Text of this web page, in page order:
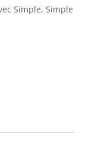
Simple, Simple